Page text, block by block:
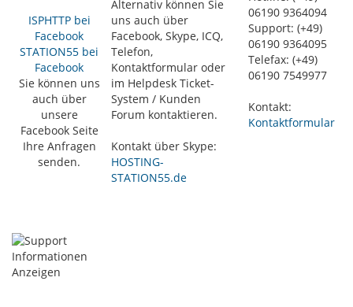
ISPHTTP bei
Facebook
STATION55 bei
Facebook
Sie können uns
auch über
unsere
Facebook Seite
Ihre Anfragen
senden.
Alternativ können Sie
uns auch über
Facebook, Skype, ICQ,
Telefon,
Kontaktformular oder
im Helpdesk Ticket-
System / Kunden
Forum kontaktieren.
Kontakt über Skype:
HOSTING-
STATION55.de
06190 9364094
Support: (+49)
06190 9364095
Telefax: (+49)
06190 7549977
Kontakt:
Kontaktformular